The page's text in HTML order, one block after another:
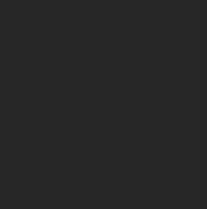
por uma IA poderosa. Por